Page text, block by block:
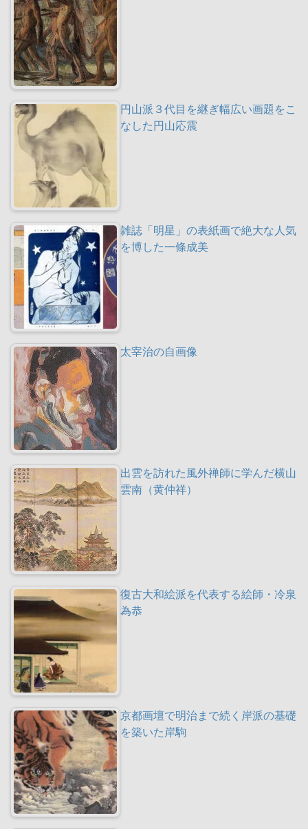
円山派３代目を継ぎ幅広い画題をこ
なした円山応震
雑誌「明星」の表紙画で絶大な人気
を博した一條成美
太宰治の自画像
出雲を訪れた風外禅師に学んだ横山
雲南（黄仲祥）
復古大和絵派を代表する絵師・冷泉
為恭
京都画壇で明治まで続く岸派の基礎
を築いた岸駒